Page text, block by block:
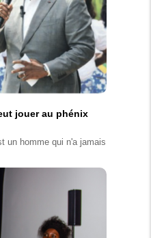
jouer au phénix
un homme qui n'a jamais